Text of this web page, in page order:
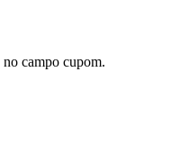
no campo cupom.